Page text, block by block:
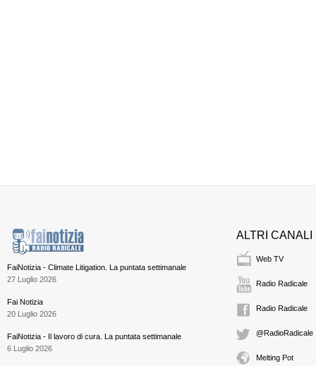
FaiNotizia - Climate Litigation. La puntata settimanale
27 Luglio 2026
Fai Notizia
20 Luglio 2026
FaiNotizia - Il lavoro di cura. La puntata settimanale
6 Luglio 2026
ALTRI CANALI
Web TV
Radio Radicale
Radio Radicale
@RadioRadicale
Melting Pot